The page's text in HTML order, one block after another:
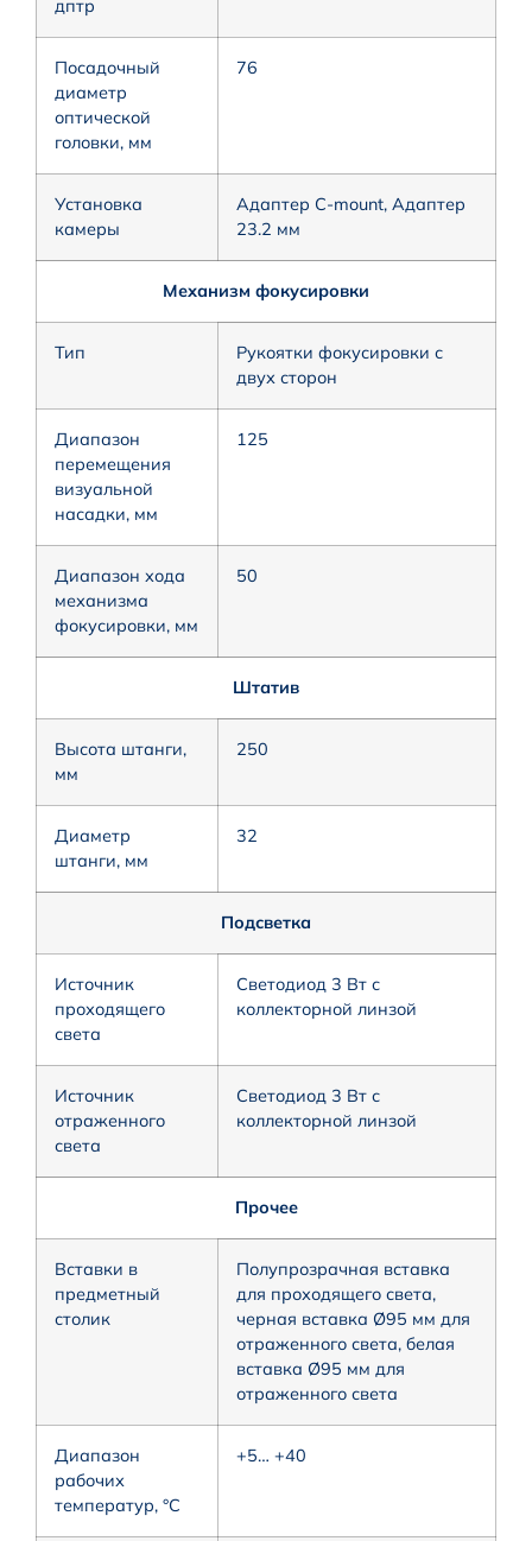
дптр
Посадочный
диаметр
оптической
головки, мм
76
Установка
камеры
Адаптер C-mount, Адаптер
23.2 мм
Механизм фокусировки
Тип
Рукоятки фокусировки с
двух сторон
Диапазон
перемещения
визуальной
насадки, мм
125
Диапазон хода
механизма
фокусировки, мм
50
Штатив
Высота штанги,
мм
250
Диаметр
штанги, мм
32
Подсветка
Источник
проходящего
света
Светодиод 3 Вт с
коллекторной линзой
Источник
отраженного
света
Светодиод 3 Вт с
коллекторной линзой
Прочее
Вставки в
предметный
столик
Полупрозрачная вставка
для проходящего света,
черная вставка Ø95 мм для
отраженного света, белая
вставка Ø95 мм для
отраженного света
Диапазон
рабочих
температур, °C
+5… +40